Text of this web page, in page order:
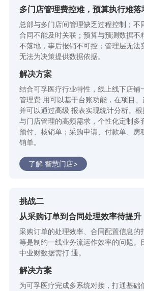
多门店管理费控难，预算执行难落
总部与多门店间管理缺乏过程控制；不
合同不能及时关联；预算与预测数据不
不落地，事后报销不可控；管理层无法
无法为决策提供数据依据。
解决方案
结合可孚医疗行业特性，线上线下店铺
管理费 用可以基于台账功能，在项目、
并可以通过高级 报表实现统计分析。
与门店管理的高频需求，个性化定制多
预付、核销单；采购申请、付款单、房
销单。
了解 智慧门店>
挑战二
从采购订单到合同处理效率待提升
采购订单的处理效率、合同配置信息的
等是制约一线业务流运作效率的问题。
中业财数据需打 通。
解决方案
为可孚医疗完成多系统对接，打通基础